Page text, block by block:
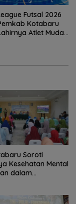
Futsal 2026
Kotabaru
Atlet Muda
Soroti
Kesehatan Mental
dalam